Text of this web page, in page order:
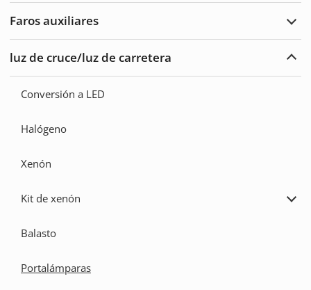
Faros auxiliares
luz de cruce/luz de carretera
Conversión a LED
Halógeno
Xenón
Kit de xenón
Balasto
Portalámparas